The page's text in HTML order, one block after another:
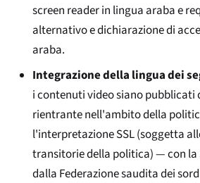
screen reader in lingua araba e
alternativo e dichiarazione di
araba.
Integrazione della lingua dei
i contenuti video siano pubblicati
rientrante nell'ambito della
l'interpretazione SSL (soggetta
transitorie della politica) — con la
dalla Federazione saudita dei